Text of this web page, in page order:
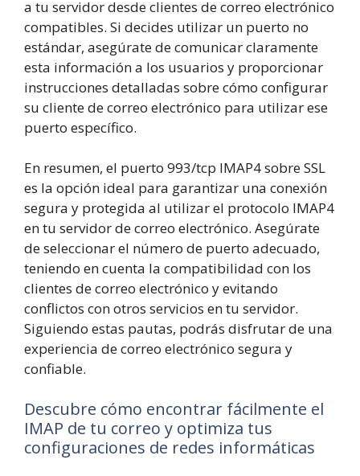
a tu servidor desde clientes de correo electrónico
compatibles. Si decides utilizar un puerto no
estándar, asegúrate de comunicar claramente
esta información a los usuarios y proporcionar
instrucciones detalladas sobre cómo configurar
su cliente de correo electrónico para utilizar ese
puerto específico.
En resumen, el puerto 993/tcp IMAP4 sobre SSL
es la opción ideal para garantizar una conexión
segura y protegida al utilizar el protocolo IMAP4
en tu servidor de correo electrónico. Asegúrate
de seleccionar el número de puerto adecuado,
teniendo en cuenta la compatibilidad con los
clientes de correo electrónico y evitando
conflictos con otros servicios en tu servidor.
Siguiendo estas pautas, podrás disfrutar de una
experiencia de correo electrónico segura y
confiable.
Descubre cómo encontrar fácilmente el
IMAP de tu correo y optimiza tus
configuraciones de redes informáticas